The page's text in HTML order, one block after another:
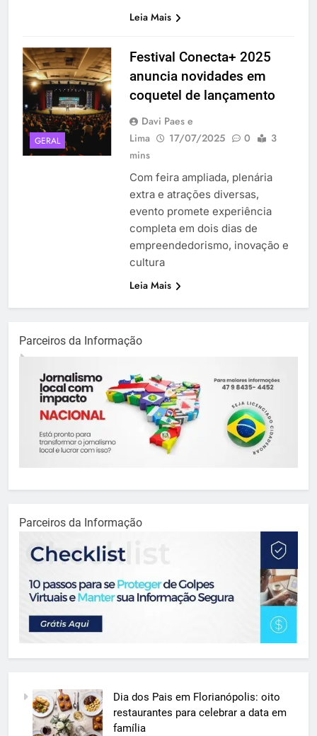
Leia Mais
GERAL
Festival Conecta+ 2025
anuncia novidades em
coquetel de lançamento
Davi Paes e
Lima
17/07/2025 0
3
mins
Com feira ampliada, plenária
extra e atrações diversas,
evento promete experiência
completa em dois dias de
empreendedorismo, inovação e
cultura
Leia Mais
Parceiros da Informação
Parceiros da Informação
Dia dos Pais em Florianópolis: oito
restaurantes para celebrar a data em
família